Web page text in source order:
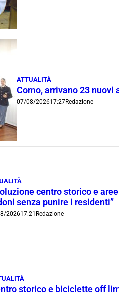
ATTUALITÀ
Como, arrivano 23 nuovi
07/08/202617:27Redazione
centro storico e
senza punire i residenti”
202617:21 Redazione
storico e biciclette off